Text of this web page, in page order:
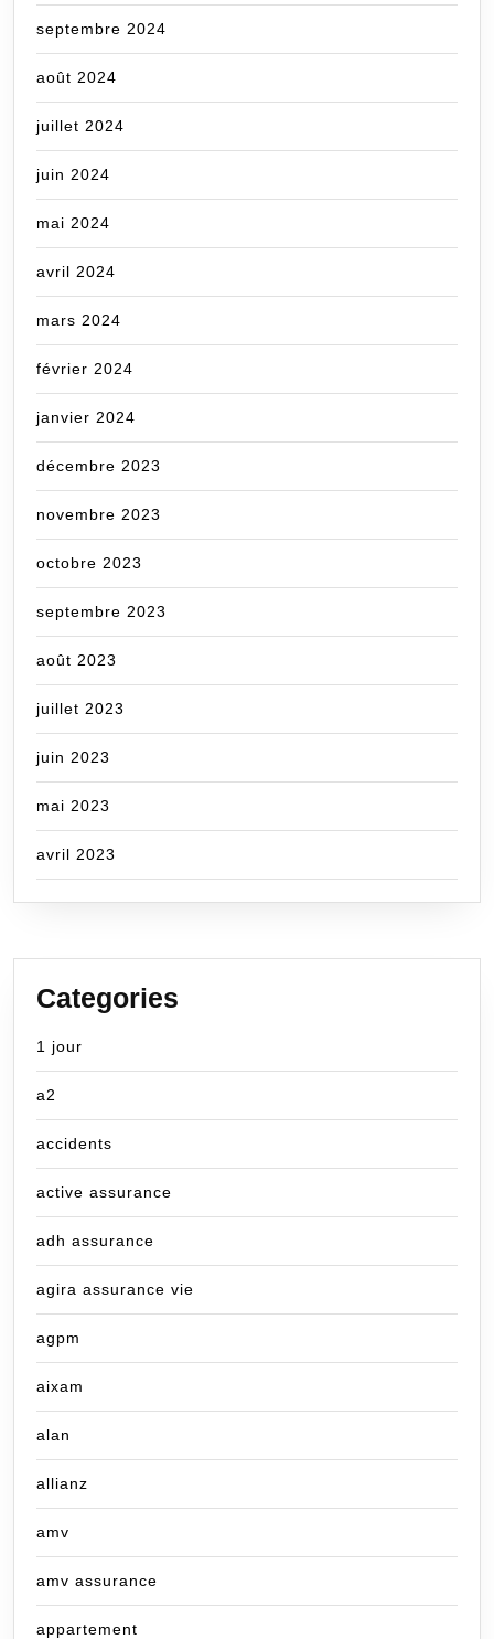
septembre 2024
août 2024
juillet 2024
juin 2024
mai 2024
avril 2024
mars 2024
février 2024
janvier 2024
décembre 2023
novembre 2023
octobre 2023
septembre 2023
août 2023
juillet 2023
juin 2023
mai 2023
avril 2023
Categories
1 jour
a2
accidents
active assurance
adh assurance
agira assurance vie
agpm
aixam
alan
allianz
amv
amv assurance
appartement